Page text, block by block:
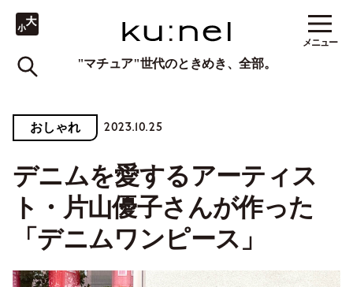
"マチュア"世代のときめき、全部。
メニュー
おしゃれ 2023.10.25
デニムを愛するアーティス
ト・片山優子さんが作った
「デニムワンピース」